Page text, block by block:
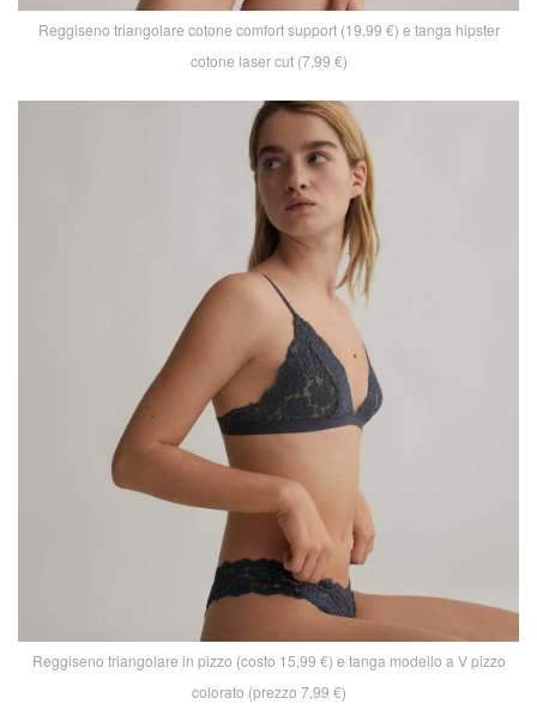
Reggiseno triangolare cotone comfort support (19,99 €) e tanga hipster
cotone laser cut (7,99 €)
Reggiseno triangolare in pizzo (costo 15,99 €) e tanga modello a V pizzo
colorato (prezzo 7,99 €)